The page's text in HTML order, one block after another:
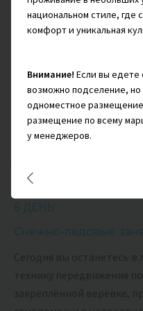
Стационарная
6 ДЕНЬ
Снежно-ледовые
национальном стиле, где
комфорт и уникальная
Внимание! Если вы едете
возможно подселение, но
одноместное
размещение по всему
у менеджеров.